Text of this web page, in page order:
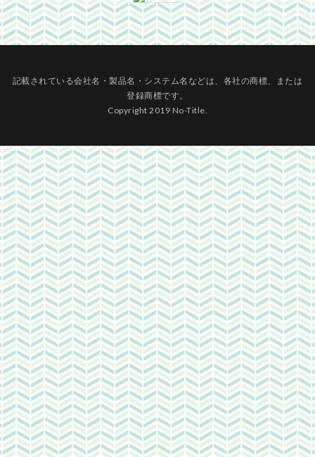
記載されている会社名・製品名・システム名などは、各社の商標、または
登録商標です。
Copyright 2019 No-Title.